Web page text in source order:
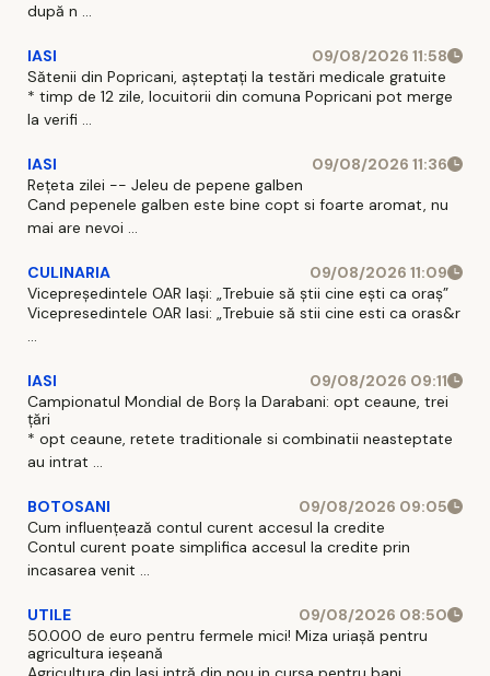
după n ...
IASI
09/08/2026 11:58
Sătenii din Popricani, așteptați la testări medicale gratuite
* timp de 12 zile, locuitorii din comuna Popricani pot merge
la verifi ...
IASI
09/08/2026 11:36
Rețeta zilei -- Jeleu de pepene galben
Cand pepenele galben este bine copt si foarte aromat, nu
mai are nevoi ...
CULINARIA
09/08/2026 11:09
Vicepreședintele OAR Iași: „Trebuie să știi cine ești ca oraș”
Vicepresedintele OAR Iasi: „Trebuie să stii cine esti ca oras&r
IASI
09/08/2026 09:11
Campionatul Mondial de Borș la Darabani: opt ceaune, trei
țări
* opt ceaune, retete traditionale si combinatii neasteptate
au intrat ...
BOTOSANI
09/08/2026 09:05
Cum influențează contul curent accesul la credite
Contul curent poate simplifica accesul la credite prin
incasarea venit ...
UTILE
09/08/2026 08:50
50.000 de euro pentru fermele mici! Miza uriașă pentru
agricultura ieșeană